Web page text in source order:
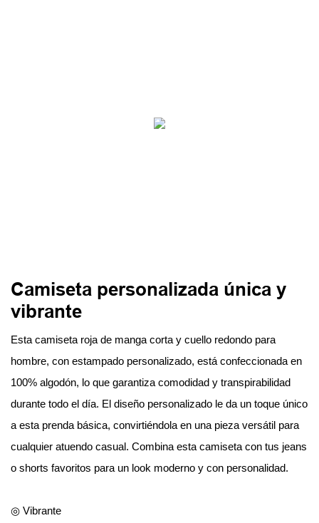
Camiseta personalizada única y
vibrante
Esta camiseta roja de manga corta y cuello redondo para
hombre, con estampado personalizado, está confeccionada en
100% algodón, lo que garantiza comodidad y transpirabilidad
durante todo el día. El diseño personalizado le da un toque único
a esta prenda básica, convirtiéndola en una pieza versátil para
cualquier atuendo casual. Combina esta camiseta con tus jeans
o shorts favoritos para un look moderno y con personalidad.
◎ Vibrante